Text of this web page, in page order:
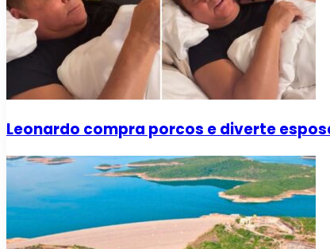
Leonardo compra porcos e diverte